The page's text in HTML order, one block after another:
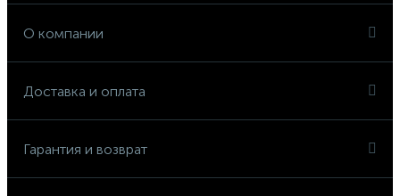
О компании
Доставка и оплата
Гарантия и возврат